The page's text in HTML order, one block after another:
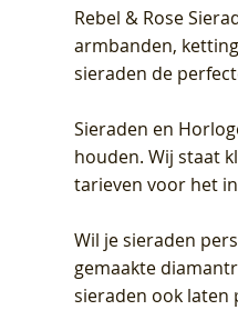
Rebel & Rose
armbanden,
sieraden de
Sieraden en
houden. Wij staat
tarieven voor het
Wil je sieraden
gemaakte
sieraden ook laten